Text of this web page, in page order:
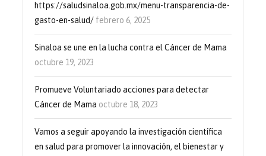
https://saludsinaloa.gob.mx/menu-transparencia-de-
gasto-en-salud/ febrero 6, 2025
Sinaloa se une en la lucha contra el Cáncer de Mama
octubre 19, 2023
Promueve Voluntariado acciones para detectar
Cáncer de Mama octubre 18, 2023
Vamos a seguir apoyando la investigación científica
en salud para promover la innovación, el bienestar y